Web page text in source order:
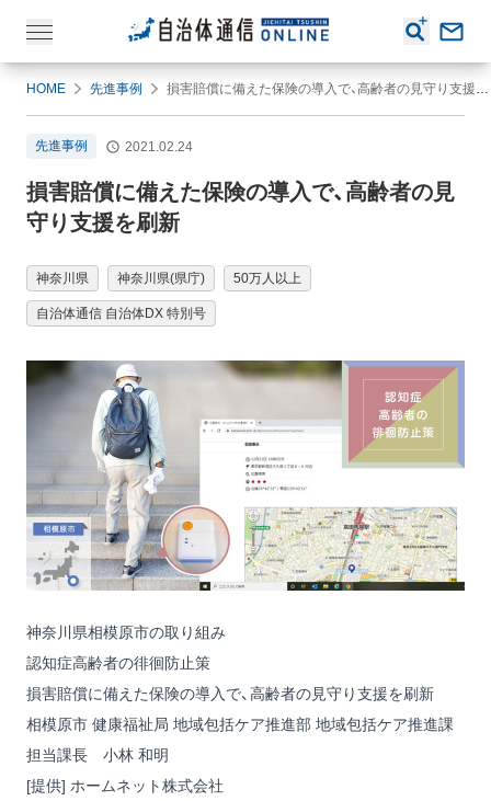
HOME 先進事例 損害賠償に備えた保険の導入で、高齢者の見守り支援を刷新
先進事例 2021.02.24
損害賠償に備えた保険の導入で、高齢者の見
守り支援を刷新
神奈川県 神奈川県(県庁) 50万人以上
自治体通信 自治体DX 特別号
神奈川県相模原市の取り組み
認知症高齢者の徘徊防止策
損害賠償に備えた保険の導入で、高齢者の見守り支援を刷新
相模原市 健康福祉局 地域包括ケア推進部 地域包括ケア推進課
担当課長 小林 和明
[提供] ホームネット株式会社